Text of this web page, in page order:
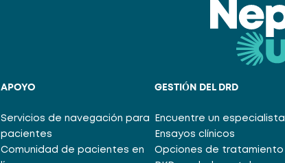
APOYO
Servicios de navegación para
pacientes
Comunidad de pacientes en
GESTIÓN DEL DRD
Encuentre un especialista
Ensayos clínicos
Opciones de tratamiento